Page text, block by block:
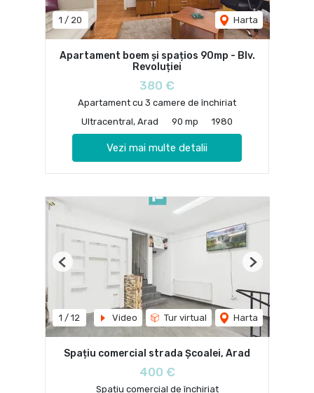
1 / 20 Harta
Apartament boem și spațios 90mp - Blv.
Revoluției
380 €
Apartament cu 3 camere de închiriat
Ultracentral, Arad
90 mp 1980
Vezi mai multe detalii
1 / 12 Video Tur virtual Harta
Previous Next
Spațiu comercial strada Școalei, Arad
400 €
Spațiu comercial de închiriat